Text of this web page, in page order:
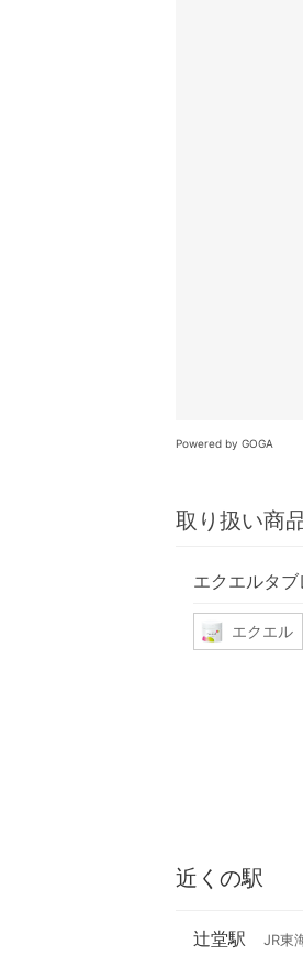
Powered by GOGA
取り扱い商
エクエルタブ
エクエル
近くの駅
辻堂駅 JR東